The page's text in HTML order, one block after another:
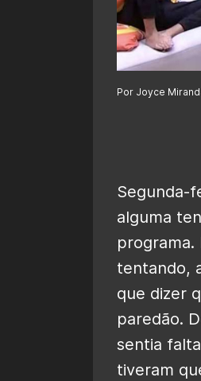
Por Joyce
Segunda-
alguma
programa.
tentando,
que dizer
paredão.
sentia
tiveram